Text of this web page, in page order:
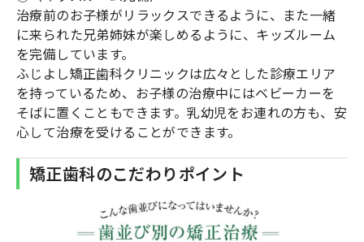
治療前のお子様がリラックスできるように、また一緒
に来られた兄弟姉妹が楽しめるように、キッズルーム
を完備しています。
ふじよし矯正歯科クリニックは広々とした診療エリア
を持っているため、お子様の治療中にはベビーカーを
そばに置くこともできます。乳幼児をお連れの方も、安
心して治療を受けることができます。
矯正歯科のこだわりポイント